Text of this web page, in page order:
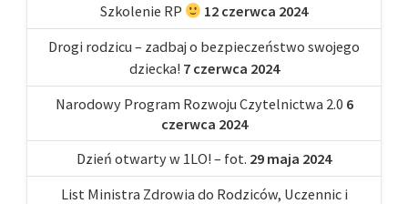
Szkolenie RP
12 czerwca 2024
Drogi rodzicu – zadbaj o bezpieczeństwo swojego
dziecka! 7 czerwca 2024
Narodowy Program Rozwoju Czytelnictwa 2.0 6
czerwca 2024
Dzień otwarty w 1LO! – fot. 29 maja 2024
List Ministra Zdrowia do Rodziców, Uczennic i